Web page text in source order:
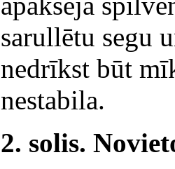
sarullētu segu
nedrīkst būt
nestabila.
2. solis.